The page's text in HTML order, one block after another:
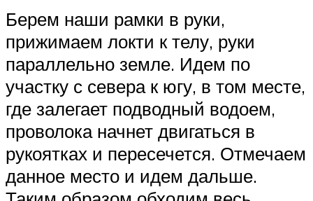
Берем наши рамки в руки,
прижимаем локти к телу, руки
параллельно земле. Идем по
участку с севера к югу, в том месте,
где залегает подводный водоем,
проволока начнет двигаться в
рукоятках и пересечется. Отмечаем
данное место и идем дальше.